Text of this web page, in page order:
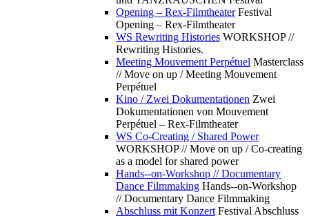
Opening – Rex-Filmtheater Festival
Opening – Rex-Filmtheater
WS Rewriting Histories WORKSHOP //
Rewriting Histories.
Meeting Mouvement Perpétuel Masterclass
// Move on up / Meeting Mouvement
Perpétuel
Kino / Zwei Dokumentationen Zwei
Dokumentationen von Mouvement
Perpétuel – Rex-Filmtheater
WS Co-Creating / Shared Power
WORKSHOP // Move on up / Co-creating
as a model for shared power
Hands--on-Workshop // Documentary
Dance Filmmaking Hands--on-Workshop
// Documentary Dance Filmmaking
Abschluss mit Konzert Festival Abschluss